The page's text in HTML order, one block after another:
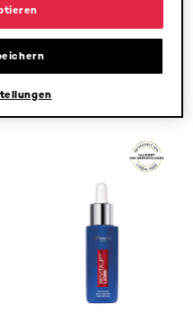
PRODUKT ANZEIGEN